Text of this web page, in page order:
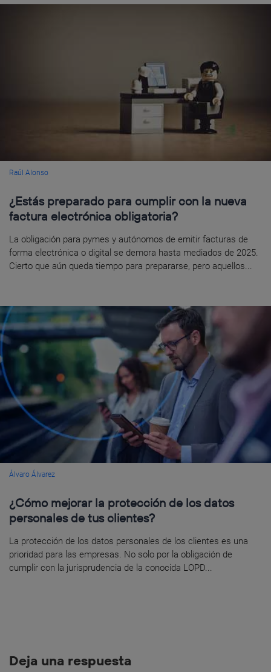
Raúl Alonso
¿Estás preparado para cumplir con la nueva
factura electrónica obligatoria?
La obligación para pymes y autónomos de emitir facturas de
forma electrónica o digital se demora hasta mediados de 2025.
Cierto que aún queda tiempo para prepararse, pero aquellos...
Álvaro Álvarez
¿Cómo mejorar la protección de los datos
personales de tus clientes?
La protección de los datos personales de los clientes es una
prioridad para las empresas. No solo por la obligación de
cumplir con la jurisprudencia de la conocida LOPD...
Deja una respuesta